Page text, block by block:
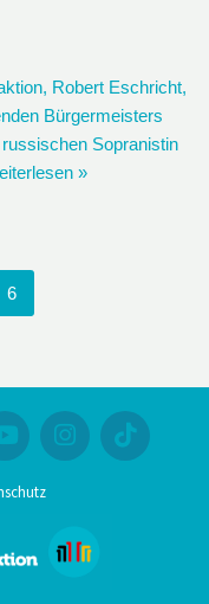
Robert Eschricht,
Bürgermeisters
Sopranistin
»
6